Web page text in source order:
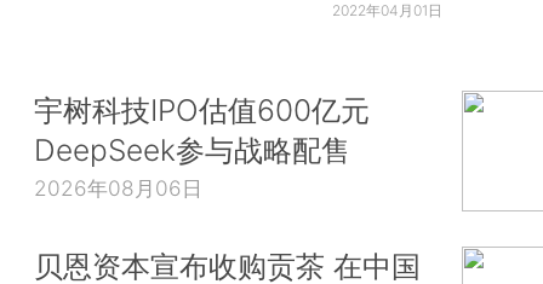
2022年04月01日
宇树科技IPO估值600亿元
DeepSeek参与战略配售
2026年08月06日
贝恩资本宣布收购贡茶 在中国